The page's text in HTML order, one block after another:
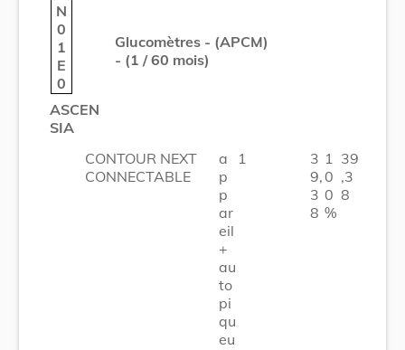
N
0
1
E
0
Glucomètres - (APCM)
- (1 / 60 mois)
ASCEN
SIA
CONTOUR NEXT
CONNECTABLE
a
p
p
ar
eil
+
au
to
pi
qu
eu
1
3
9,
3
8
1
0
0
%
39
,3
8